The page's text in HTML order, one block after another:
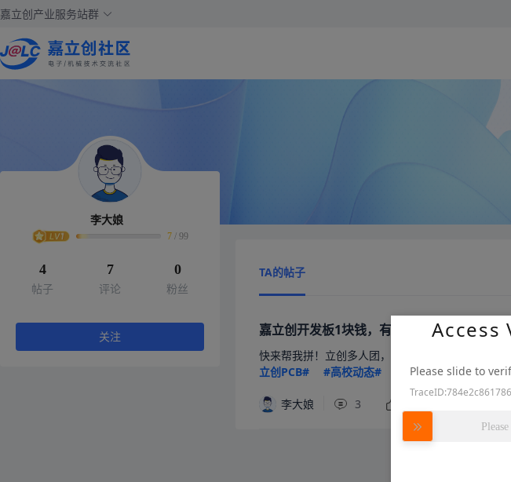
嘉立创产业服务站群
李大娘
7 / 99
4
帖子
7
评论
0
粉丝
关注
TA的帖子
嘉立创开发板1块钱，有没有一起拼单的，还
快来帮我拼！立创多人团，低至1元起 https://
立创PCB#
#高校动态#
李大娘 3
Access
Please slide to